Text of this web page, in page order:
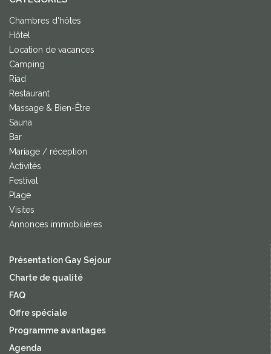
Chambres d'hôtes
Hôtel
Location de vacances
Camping
Riad
Restaurant
Massage & Bien-Être
Sauna
Bar
Mariage / réception
Activités
Festival
Plage
Visites
Annonces immobilières
Présentation Gay Sejour
Charte de qualité
FAQ
Offre spéciale
Programme avantages
Agenda